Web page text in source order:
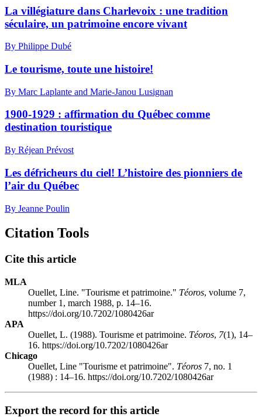
La villégiature dans Charlevoix : une tradition
séculaire, un patrimoine encore vivant
By Philippe Dubé
Le tourisme, toute une histoire!
By Marc Laplante and Marie-Janou Lusignan
1900-1929 : affirmation du Québec comme
destination touristique
By Réjean Prévost
Les défricheurs du ciel! L’histoire des pionniers de
l’air du Québec
By Jeanne Poulin
Citation Tools
Cite this article
MLA
Ouellet, Line. "Tourisme et patrimoine." Téoros, volume 7,
number 1, march 1988, p. 14–16.
https://doi.org/10.7202/1080426ar
APA
Ouellet, L. (1988). Tourisme et patrimoine. Téoros, 7(1), 14–
16. https://doi.org/10.7202/1080426ar
Chicago
Ouellet, Line "Tourisme et patrimoine". Téoros 7, no. 1
(1988) : 14–16. https://doi.org/10.7202/1080426ar
Export the record for this article